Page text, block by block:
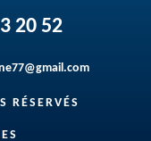
20 52
RÉSERVÉS